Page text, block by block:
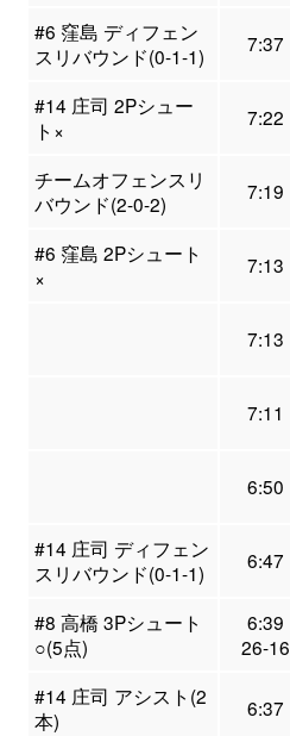
#6 窪島 ディフェン
スリバウンド(0-1-1)
7:37
#14 庄司 2Pシュー
ト×
7:22
チームオフェンスリ
バウンド(2-0-2)
7:19
#6 窪島 2Pシュート
×
7:13
7:13
7:11
6:50
#14 庄司 ディフェン
スリバウンド(0-1-1)
6:47
#8 高橋 3Pシュート
○(5点)
6:39
26-16
#14 庄司 アシスト(2
本)
6:37